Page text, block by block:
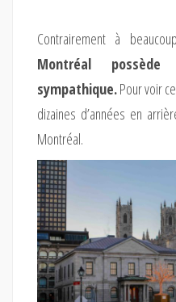
Contrairement à
Montréal
sympathique.Pour voir
dizaines d’années en
Montréal.